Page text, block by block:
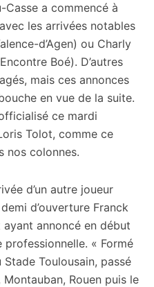
a commencé à
les arrivées notables
d’Agen) ou Charly
Boé). D’autres
mais ces annonces
en vue de la suite.
ce mardi
Tolot, comme ce
nos colonnes.
d’un autre joueur
d’ouverture Franck
annoncé en début
professionnelle. « Formé
Toulousain, passé
Rouen puis le